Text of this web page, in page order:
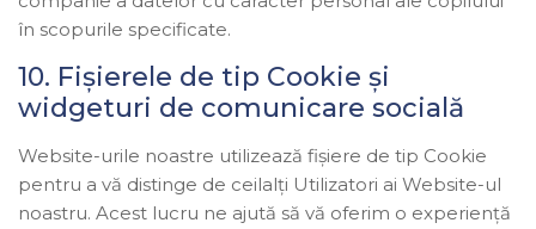
în scopurile specificate.
10. Fișierele de tip Cookie și
widgeturi de comunicare socială
Website-urile noastre utilizează fișiere de tip Cookie
pentru a vă distinge de ceilalți Utilizatori ai Website-ul
noastru. Acest lucru ne ajută să vă oferim o experiență